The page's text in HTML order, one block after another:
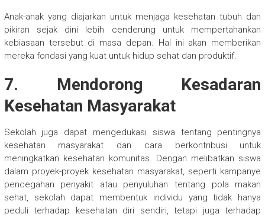
Anak-anak yang diajarkan untuk menjaga kesehatan tubuh dan
pikiran sejak dini lebih cenderung untuk mempertahankan
kebiasaan tersebut di masa depan. Hal ini akan memberikan
mereka fondasi yang kuat untuk hidup sehat dan produktif.
7. Mendorong Kesadaran
Kesehatan Masyarakat
Sekolah juga dapat mengedukasi siswa tentang pentingnya
kesehatan masyarakat dan cara berkontribusi untuk
meningkatkan kesehatan komunitas. Dengan melibatkan siswa
dalam proyek-proyek kesehatan masyarakat, seperti kampanye
pencegahan penyakit atau penyuluhan tentang pola makan
sehat, sekolah dapat membentuk individu yang tidak hanya
peduli terhadap kesehatan diri sendiri, tetapi juga terhadap